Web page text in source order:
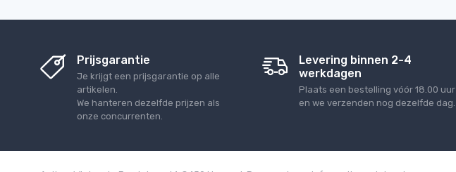
Prijsgarantie
Je krijgt een prijsgarantie op alle
artikelen.
We hanteren dezelfde prijzen als
onze concurrenten.
Levering binnen 2-4
werkdagen
Plaats een bestelling vóór 18.00 uur
en we verzenden nog dezelfde dag.